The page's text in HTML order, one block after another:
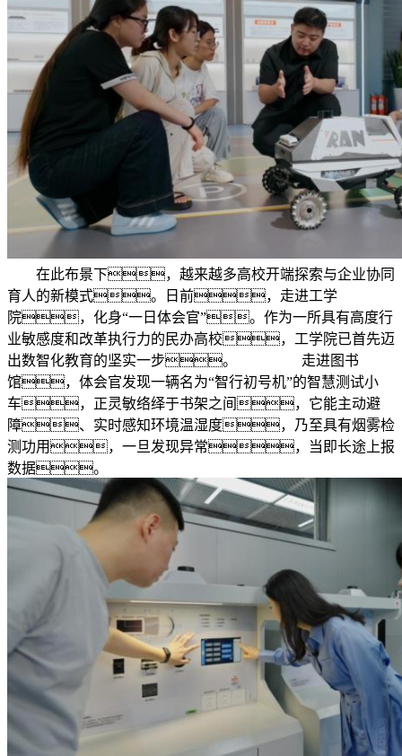
在此布景下，越来越多高校开端探索与企业协同
育人的新模式。日前，走进工学
院，化身“一日体会官”。作为一所具有高度行
业敏感度和改革执行力的民办高校，工学院已首先迈
出数智化教育的坚实一步。 走进图书
馆，体会官发现一辆名为“智行初号机”的智慧测试小
车，正灵敏络绎于书架之间，它能主动避
障、实时感知环境温湿度，乃至具有烟雾检
测功用，一旦发现异常，当即长途上报
数据。